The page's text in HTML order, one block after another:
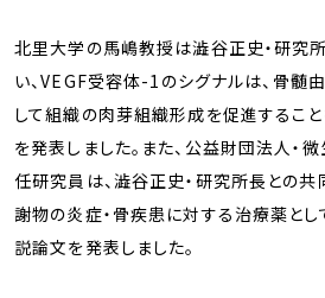
北里大学の馬嶋教授は澁谷正史・研究
い、VEGF受容体-1のシグナルは、骨髄
して組織の肉芽組織形成を促進するこ
を発表しました。また、公益財団法人・
任研究員は、澁谷正史・研究所長との
謝物の炎症・骨疾患に対する治療薬とし
説論文を発表しました。